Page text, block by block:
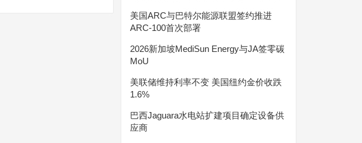
美国ARC与巴特尔能源联盟签约推进
ARC-100首次部署
2026新加坡MediSun Energy与JA签零碳
MoU
美联储维持利率不变 美国纽约金价收跌
1.6%
巴西Jaguara水电站扩建项目确定设备供
应商